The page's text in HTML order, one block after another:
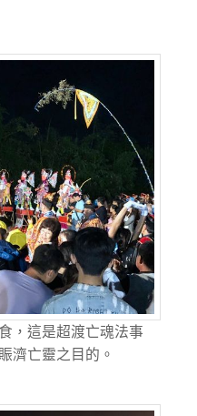
，這是超渡亡魂法事
濟亡靈之目的。